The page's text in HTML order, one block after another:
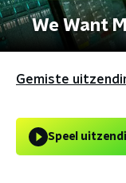
We Want
Gemiste
Speel